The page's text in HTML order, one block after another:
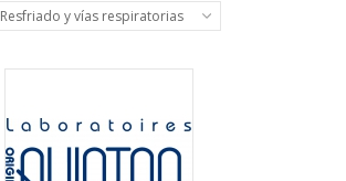
Resfriado y vías respiratorias